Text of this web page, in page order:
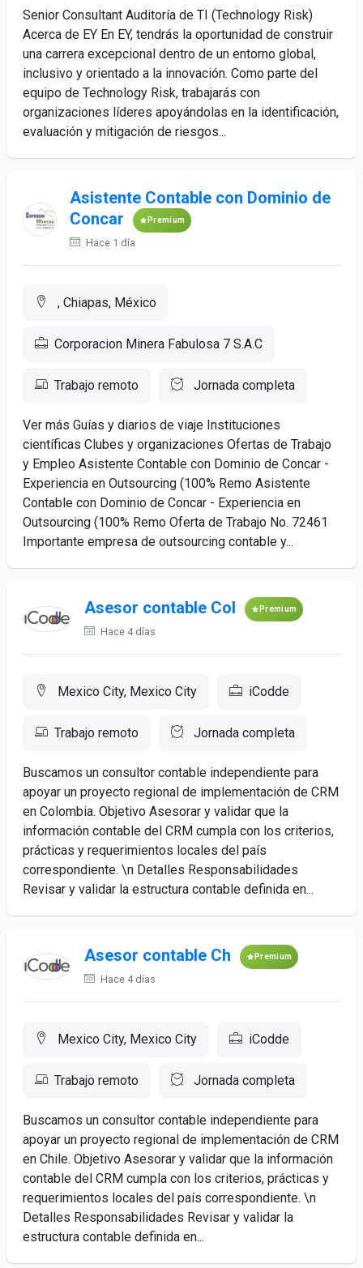
Senior Consultant Auditoría de TI (Technology Risk)
Acerca de EY En EY, tendrás la oportunidad de construir
una carrera excepcional dentro de un entorno global,
inclusivo y orientado a la innovación. Como parte del
equipo de Technology Risk, trabajarás con
organizaciones líderes apoyándolas en la identificación,
evaluación y mitigación de riesgos...
Asistente Contable con Dominio de
Concar
Premium
Hace 1 día
, Chiapas, México
Corporacion Minera Fabulosa 7 S.A.C
Trabajo remoto Jornada completa
Ver más Guías y diarios de viaje Instituciones
científicas Clubes y organizaciones Ofertas de Trabajo
y Empleo Asistente Contable con Dominio de Concar -
Experiencia en Outsourcing (100% Remo Asistente
Contable con Dominio de Concar - Experiencia en
Outsourcing (100% Remo Oferta de Trabajo No. 72461
Importante empresa de outsourcing contable y...
Asesor contable Col Premium
Hace 4 días
Mexico City, Mexico City iCodde
Trabajo remoto Jornada completa
Buscamos un consultor contable independiente para
apoyar un proyecto regional de implementación de CRM
en Colombia. Objetivo Asesorar y validar que la
información contable del CRM cumpla con los criterios,
prácticas y requerimientos locales del país
correspondiente. \n Detalles Responsabilidades
Revisar y validar la estructura contable definida en...
Asesor contable Ch Premium
Hace 4 días
Mexico City, Mexico City iCodde
Trabajo remoto Jornada completa
Buscamos un consultor contable independiente para
apoyar un proyecto regional de implementación de CRM
en Chile. Objetivo Asesorar y validar que la información
contable del CRM cumpla con los criterios, prácticas y
requerimientos locales del país correspondiente. \n
Detalles Responsabilidades Revisar y validar la
estructura contable definida en...